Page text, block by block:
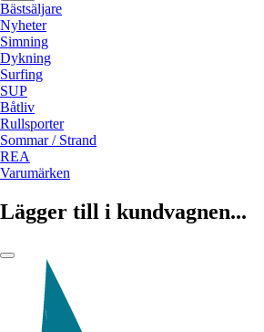
Bästsäljare
Nyheter
Simning
Dykning
Surfing
SUP
Båtliv
Rullsporter
Sommar / Strand
REA
Varumärken
Lägger till i kundvagnen...